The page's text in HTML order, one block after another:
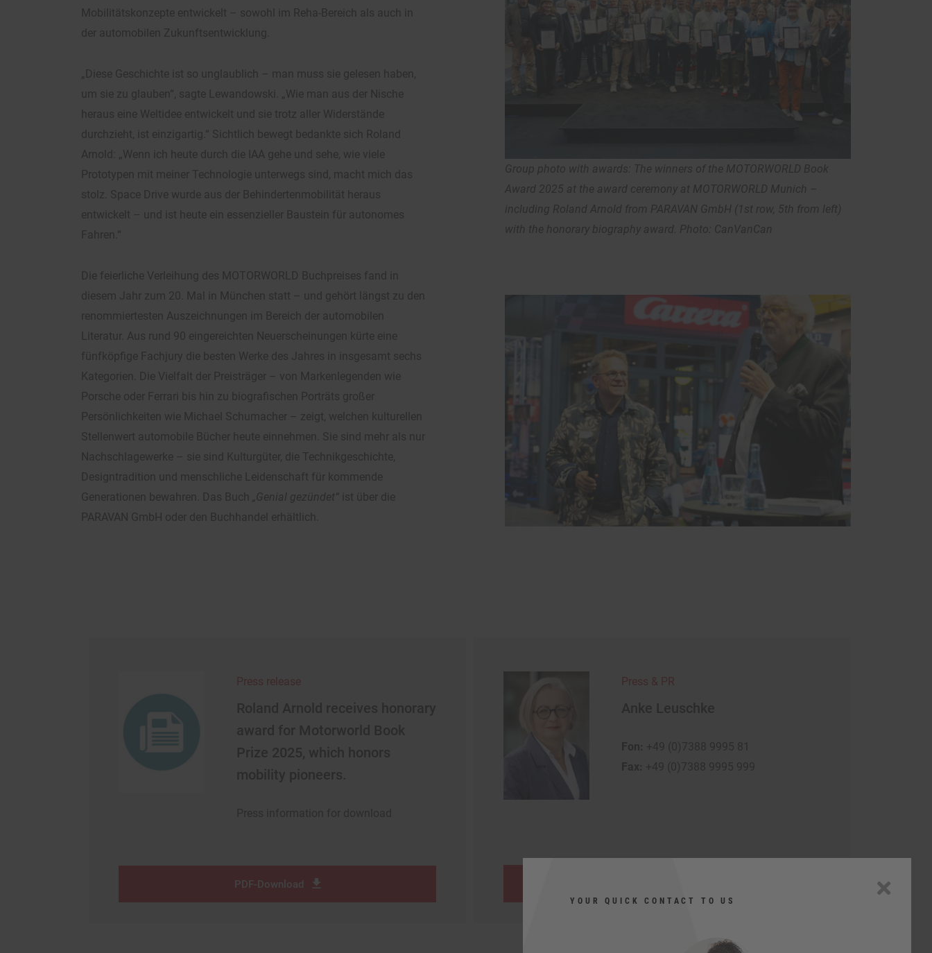
Mobilitätskonzepte entwickelt – sowohl im Reha-Bereich als auch in
der automobilen Zukunftsentwicklung.
„Diese Geschichte ist so unglaublich – man muss sie gelesen haben,
um sie zu glauben“, sagte Lewandowski. „Wie man aus der Nische
heraus eine Weltidee entwickelt und sie trotz aller Widerstände
durchzieht, ist einzigartig.“ Sichtlich bewegt bedankte sich Roland
Arnold: „Wenn ich heute durch die IAA gehe und sehe, wie viele
Prototypen mit meiner Technologie unterwegs sind, macht mich das
stolz. Space Drive wurde aus der Behindertenmobilität heraus
entwickelt – und ist heute ein essenzieller Baustein für autonomes
Fahren.“
Die feierliche Verleihung des MOTORWORLD Buchpreises fand in
diesem Jahr zum 20. Mal in München statt – und gehört längst zu den
renommiertesten Auszeichnungen im Bereich der automobilen
Literatur. Aus rund 90 eingereichten Neuerscheinungen kürte eine
fünfköpfige Fachjury die besten Werke des Jahres in insgesamt sechs
Kategorien. Die Vielfalt der Preisträger – von Markenlegenden wie
Porsche oder Ferrari bis hin zu biografischen Porträts großer
Persönlichkeiten wie Michael Schumacher – zeigt, welchen kulturellen
Stellenwert automobile Bücher heute einnehmen. Sie sind mehr als nur
Nachschlagewerke – sie sind Kulturgüter, die Technikgeschichte,
Designtradition und menschliche Leidenschaft für kommende
Generationen bewahren. Das Buch „Genial gezündet“ ist über die
PARAVAN GmbH oder den Buchhandel erhältlich.
Group photo with awards: The winners of the MOTORWORLD Book
Award 2025 at the award ceremony at MOTORWORLD Munich –
including Roland Arnold from PARAVAN GmbH (1st row, 5th from left)
with the honorary biography award. Photo: CanVanCan
Press release
PDF-Download
Press & PR
YOUR QUICK CONTACT TO US